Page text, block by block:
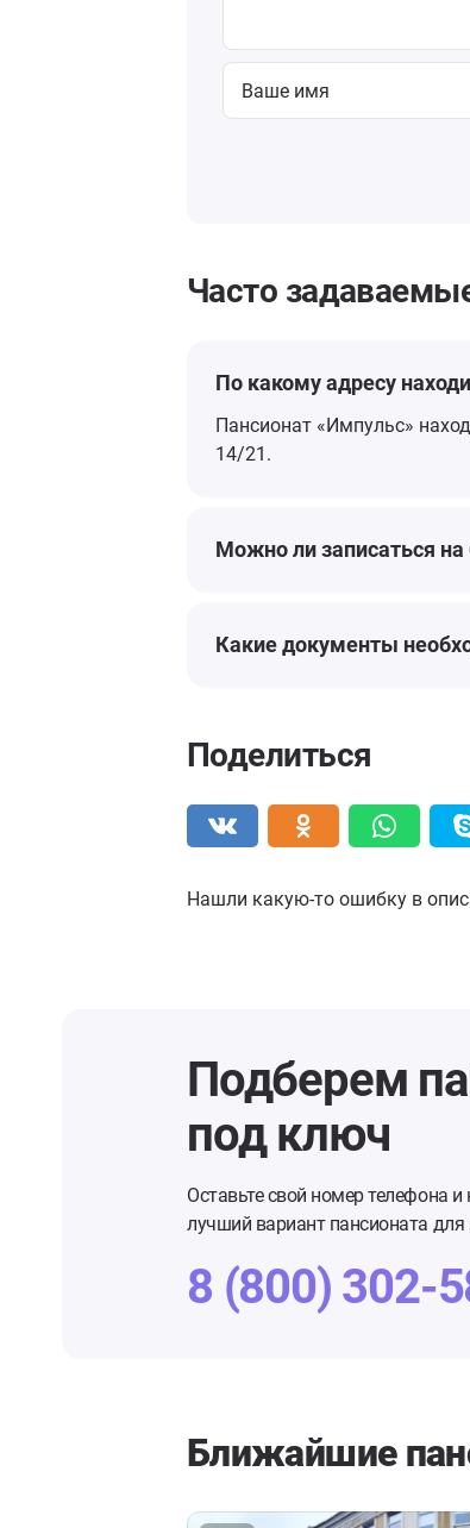
Часто
По какому адресу
Пансионат «Импульс»
14/2​1.
Можно ли записаться
Какие документы
Поделиться
Нашли какую-то ошибку в
Подберем
под ключ
Оставьте свой номер телефона
лучший вариант пансионата для
8 (800) 302-
Ближайшие